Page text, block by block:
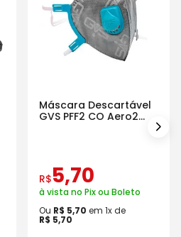
Máscara Descartável
GVS PFF2 CO Aero2
R$5,70
à vista no Pix ou Boleto
Ou R$ 5,70 em 1x de
R$ 5,70